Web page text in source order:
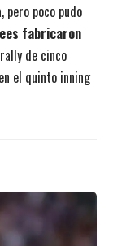
pero poco pudo
fabricaron
de cinco
el quinto inning